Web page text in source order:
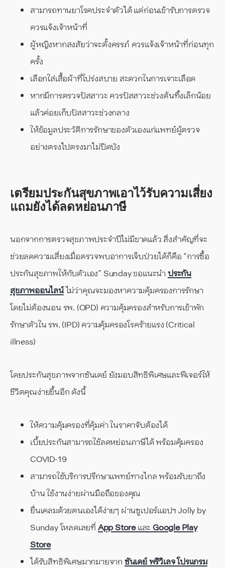
สามารถทานยาโรคประจำตัวได้ แต่ก่อนเข้ารับการตรวจ
ควรแจ้งเจ้าหน้าที่
ผู้หญิงหากสงสัยว่าจะตั้งครรภ์ ควรแจ้งเจ้าหน้าที่ก่อนทุก
ครั้ง
เลือกใส่เสื้อผ้าที่โปร่งสบาย สะดวกในการเจาะเลือด
หากมีการตรวจปัสสาวะ ควรปัสสาวะช่วงต้นทิ้งเล็กน้อย
แล้วค่อยเก็บปัสสาวะช่วงกลาง
ให้ข้อมูลประวัติการรักษาของตัวเองแก่แพทย์ผู้ตรวจ
อย่างตรงไปตรงมาไม่ปิดบัง
เตรียมประกันสุขภาพเอาไว้รับความเสี่ยง
แถมยังได้ลดหย่อนภาษี
นอกจากการตรวจสุขภาพประจำปีไม่มีขาดแล้ว สิ่งสำคัญที่จะ
ช่วยลดความเสี่ยงเมื่อตรวจพบอาการเจ็บป่วยได้ก็คือ “การซื้อ
ประกันสุขภาพให้กับตัวเอง” Sunday ขอแนะนำประกัน
สุขภาพออนไลน์ไม่ว่าคุณจะมองหาความคุ้มครองการรักษา
โดยไม่ต้องนอน รพ. (OPD) ความคุ้มครองสำหรับการเข้าพัก
รักษาตัวใน รพ. (IPD) ความคุ้มครองโรคร้ายแรง (Critical
illness)
โดยประกันสุขภาพจากซันเดย์ ยังมอบสิทธิพิเศษและฟีเจอร์ให้
ชีวิตคุณง่ายขึ้นอีก ดังนี้
ให้ความคุ้มครองที่คุ้มค่า ในราคาจับต้องได้
เบี้ยประกันสามารถใช้ลดหย่อนภาษีได้ พร้อมคุ้มครอง
COVID-19
สามารถใช้บริการปรึกษาแพทย์ทางไกล พร้อมรับยาถึง
บ้าน ใช้งานง่ายผ่านมือถือของคุณ
ยื่นเคลมด้วยตนเองได้ง่ายๆ ผ่านซูเปอร์แอปฯ Jolly by
Sunday โหลดเลยที่ App StoreและGoogle Play
Store
ได้รับสิทธิพิเศษมากมายจาก ซันเดย์ พริวิเลจ โปรแกรม